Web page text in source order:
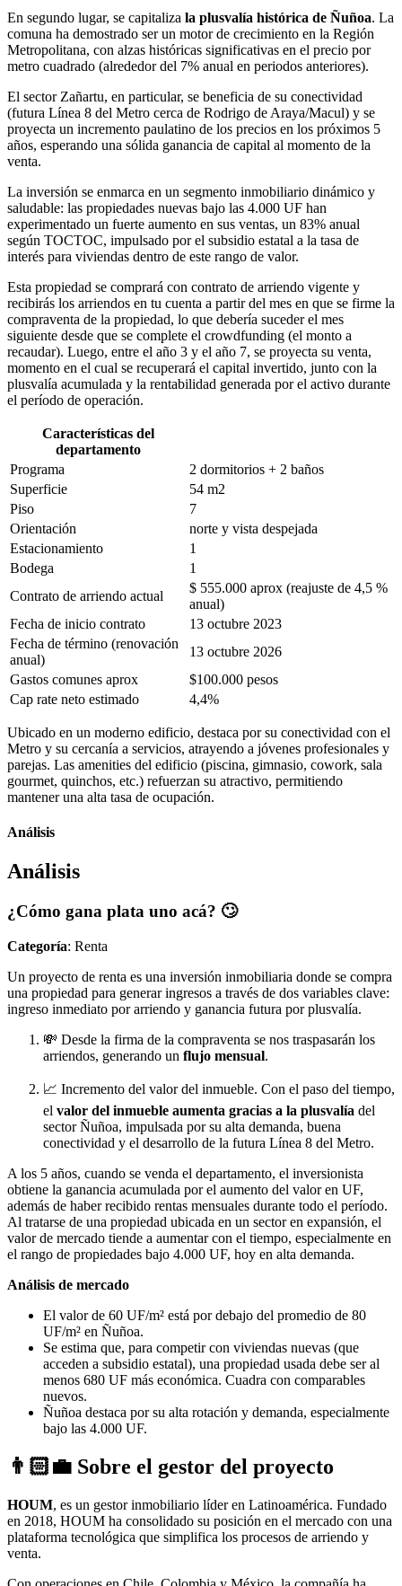
En segundo lugar, se capitaliza la plusvalía histórica de Ñuñoa. La
comuna ha demostrado ser un motor de crecimiento en la Región
Metropolitana, con alzas históricas significativas en el precio por
metro cuadrado (alrededor del 7% anual en periodos anteriores).
El sector Zañartu, en particular, se beneficia de su conectividad
(futura Línea 8 del Metro cerca de Rodrigo de Araya/Macul) y se
proyecta un incremento paulatino de los precios en los próximos 5
años, esperando una sólida ganancia de capital al momento de la
venta.
La inversión se enmarca en un segmento inmobiliario dinámico y
saludable: las propiedades nuevas bajo las 4.000 UF han
experimentado un fuerte aumento en sus ventas, un 83% anual
según TOCTOC, impulsado por el subsidio estatal a la tasa de
interés para viviendas dentro de este rango de valor.
Esta propiedad se comprará con contrato de arriendo vigente y
recibirás los arriendos en tu cuenta a partir del mes en que se firme la
compraventa de la propiedad, lo que debería suceder el mes
siguiente desde que se complete el crowdfunding (el monto a
recaudar). Luego, entre el año 3 y el año 7, se proyecta su venta,
momento en el cual se recuperará el capital invertido, junto con la
plusvalía acumulada y la rentabilidad generada por el activo durante
el período de operación.
Características del
departamento
Programa
2 dormitorios + 2 baños
Superficie
54 m2
Piso
7
Orientación
norte y vista despejada
Estacionamiento
1
Bodega
1
Contrato de arriendo actual
$ 555.000 aprox (reajuste de 4,5 %
anual)
Fecha de inicio contrato
13 octubre 2023
Fecha de término (renovación
anual)
13 octubre 2026
Gastos comunes aprox
$100.000 pesos
Cap rate neto estimado
4,4%
Ubicado en un moderno edificio, destaca por su conectividad con el
Metro y su cercanía a servicios, atrayendo a jóvenes profesionales y
parejas. Las amenities del edificio (piscina, gimnasio, cowork, sala
gourmet, quinchos, etc.) refuerzan su atractivo, permitiendo
mantener una alta tasa de ocupación.
Análisis
Análisis
¿Cómo gana plata uno acá? 🙄
Categoría: Renta
Un proyecto de renta es una inversión inmobiliaria donde se compra
una propiedad para generar ingresos a través de dos variables clave:
ingreso inmediato por arriendo y ganancia futura por plusvalía.
💸 Desde la firma de la compraventa se nos traspasarán los
arriendos, generando un flujo mensual.
📈 Incremento del valor del inmueble. Con el paso del tiempo,
el valor del inmueble aumenta gracias a la plusvalía del
sector Ñuñoa, impulsada por su alta demanda, buena
conectividad y el desarrollo de la futura Línea 8 del Metro.
A los 5 años, cuando se venda el departamento, el inversionista
obtiene la ganancia acumulada por el aumento del valor en UF,
además de haber recibido rentas mensuales durante todo el período.
Al tratarse de una propiedad ubicada en un sector en expansión, el
valor de mercado tiende a aumentar con el tiempo, especialmente en
el rango de propiedades bajo 4.000 UF, hoy en alta demanda.
Análisis de mercado
El valor de 60 UF/m² está por debajo del promedio de 80
UF/m² en Ñuñoa.
Se estima que, para competir con viviendas nuevas (que
acceden a subsidio estatal), una propiedad usada debe ser al
menos 680 UF más económica. Cuadra con comparables
nuevos.
Ñuñoa destaca por su alta rotación y demanda, especialmente
bajo las 4.000 UF.
👨🏻‍💼 Sobre el gestor del proyecto
HOUM, es un gestor inmobiliario líder en Latinoamérica. Fundado
en 2018, HOUM ha consolidado su posición en el mercado con una
plataforma tecnológica que simplifica los procesos de arriendo y
venta.